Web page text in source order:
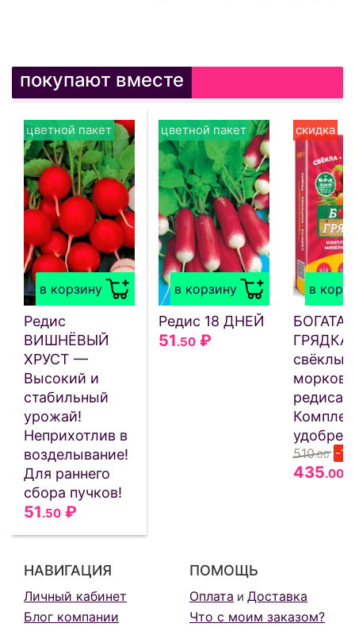
покупают вместе
в корзину
цветной пакет
Редис
ВИШНЁВЫЙ
ХРУСТ —
Высокий и
стабильный
урожай!
Неприхотлив в
возделывание!
Для раннего
сбора пучков!
51.50 ₽
в корзину
цветной пакет
Редис 18 ДНЕЙ
51.50 ₽
в
скидка
БОГАТАЯ
ГРЯДКА
свёклы,
редиса
510.00 -
435.00
НАВИГАЦИЯ
Личный кабинет
Блог компании
ПОМОЩЬ
Оплата и Доставка
Что с моим заказом?